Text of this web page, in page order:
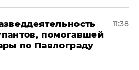
помогавшей
по Павлограду
11:38